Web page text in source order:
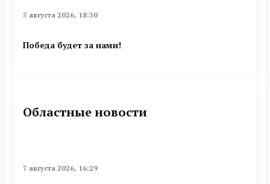
5 августа 2026, 18:30
Победа будет за нами!
Областные новости
7 августа 2026, 16:29